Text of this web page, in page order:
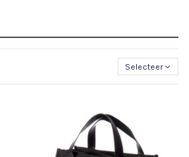
Selecteer